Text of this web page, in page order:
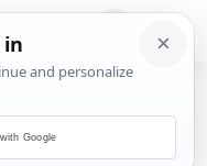
Google